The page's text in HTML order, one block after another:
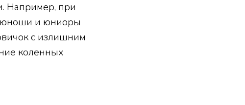
Например, при
юноши и юниоры
с излишним
коленных